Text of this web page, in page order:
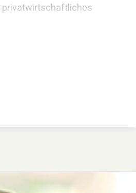
privatwirtschaftliches